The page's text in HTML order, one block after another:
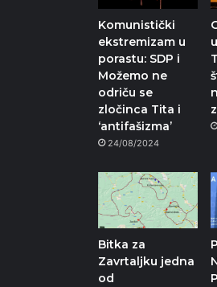
Komunistički
ekstremizam u
porastu: SDP i
Možemo ne
odriču se
zločinca Tita i
‘antifašizma’
24/08/2024
Bitka za
Zavrtaljku jedna
od